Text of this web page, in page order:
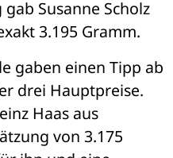
Susanne Scholz
3.195 Gramm.
gaben einen Tipp ab
drei Hauptpreise.
Haas aus
von 3.175